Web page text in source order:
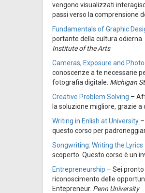
vengono visualizzati
passi verso la comprensione
Fundamentals of Graphic
portante della cultura
Institute of the Arts
Cameras, Exposure and
conoscenze a te necessarie
fotografia digitale. Michigan
Creative Problem Solving –
la soluzione migliore, grazie a
Writing in Enlish at University
questo corso per
Songwriting: Writing the Lyrics
scoperto. Questo corso è un
Entrepreneurship – Sei
riconoscimento delle
Entepreneur. Penn University